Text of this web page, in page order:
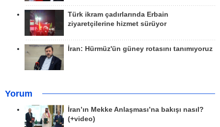
Türk ikram çadırlarında Erbain
ziyaretçilerine hizmet sürüyor
İran: Hürmüz'ün güney rotasını tanımıyoruz
Yorum
İran’ın Mekke Anlaşması’na bakışı nasıl?
(+video)